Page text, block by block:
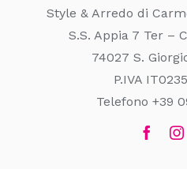
Style & Arredo di
S.S. Appia 7 Ter –
74027 S.
P.IVA
Telefono +39